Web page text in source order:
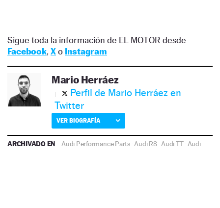
Sigue toda la información de EL MOTOR desde
Facebook, Xo Instagram
Mario Herráez
Perfil de Mario Herráez en
Twitter
VER BIOGRAFÍA
ARCHIVADO EN Audi Performance Parts·Audi R8· Audi TT· Audi